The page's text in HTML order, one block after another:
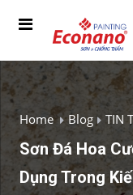
Home Blog TIN
Sơn Đá Hoa
Dụng Trong